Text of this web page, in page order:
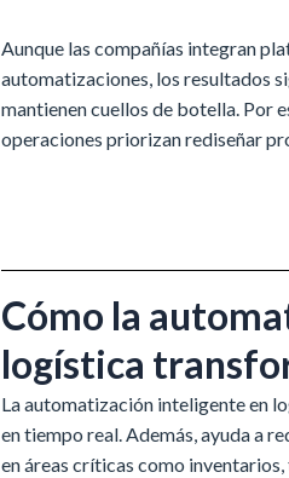
Aunque las compañías integran
automatizaciones, los resultados
mantienen cuellos de botella. Por
operaciones priorizan rediseñar
Cómo la
logística
La automatización inteligente en
en tiempo real. Además, ayuda a
en áreas críticas como